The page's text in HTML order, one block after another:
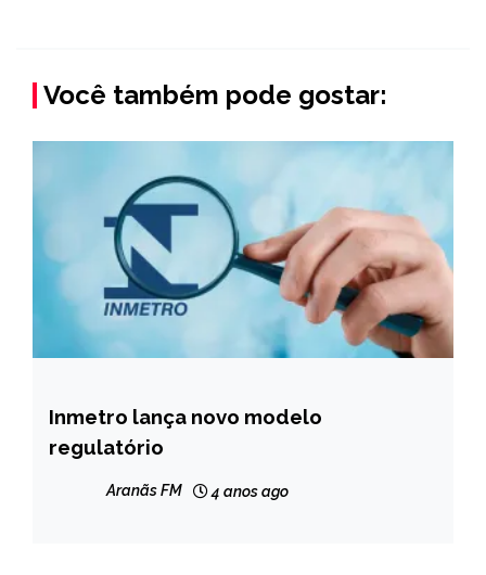
Você também pode gostar:
BRASIL
NOTÍCIAS
Inmetro lança novo modelo
regulatório
Aranãs FM 4 anos ago